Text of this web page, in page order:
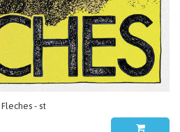
Fleches - st